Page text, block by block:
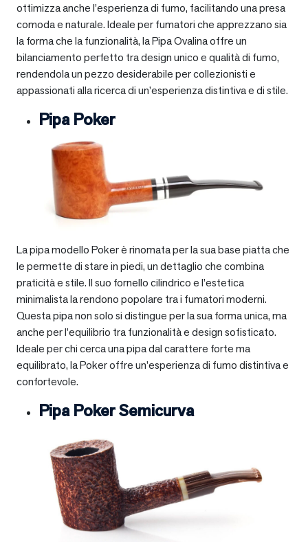
ottimizza anche l’esperienza di fumo, facilitando una presa
comoda e naturale. Ideale per fumatori che apprezzano sia
la forma che la funzionalità, la Pipa Ovalina offre un
bilanciamento perfetto tra design unico e qualità di fumo,
rendendola un pezzo desiderabile per collezionisti e
appassionati alla ricerca di un’esperienza distintiva e di stile.
Pipa Poker
La pipa modello Poker è rinomata per la sua base piatta che
le permette di stare in piedi, un dettaglio che combina
praticità e stile. Il suo fornello cilindrico e l’estetica
minimalista la rendono popolare tra i fumatori moderni.
Questa pipa non solo si distingue per la sua forma unica, ma
anche per l’equilibrio tra funzionalità e design sofisticato.
Ideale per chi cerca una pipa dal carattere forte ma
equilibrato, la Poker offre un’esperienza di fumo distintiva e
confortevole.
Pipa Poker Semicurva